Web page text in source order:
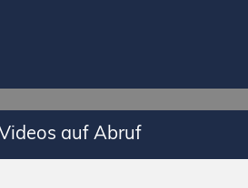
auf Abruf